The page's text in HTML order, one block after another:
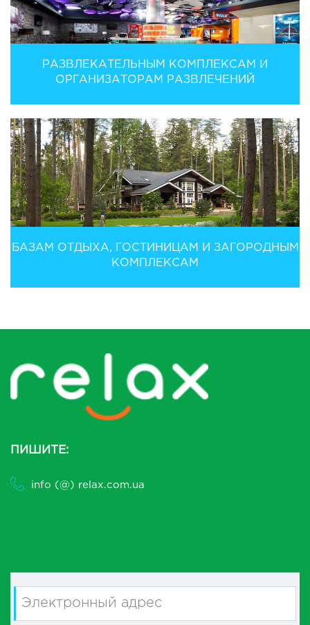
РАЗВЛЕКАТЕЛЬНЫМ КОМПЛЕКСАМ И
ОРГАНИЗАТОРАМ РАЗВЛЕЧЕНИЙ
БАЗАМ ОТДЫХА, ГОСТИНИЦАМ И ЗАГОРОДНЫМ
КОМПЛЕКСАМ
ПИШИТЕ:
info (@) relax.com.ua